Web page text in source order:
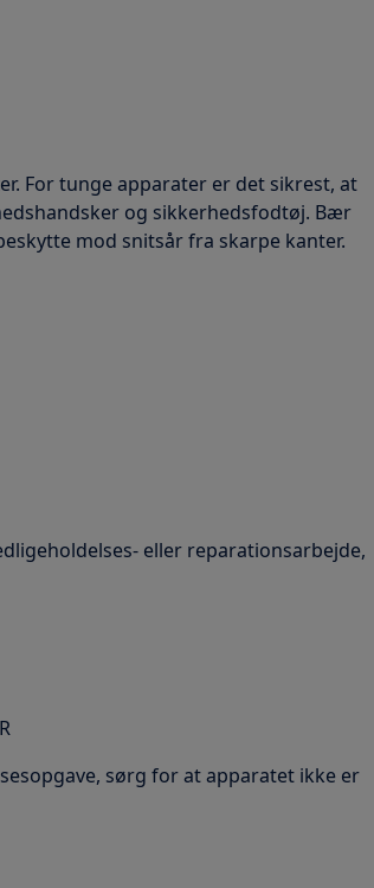
For tunge apparater er det sikrest, at
og sikkerhedsfodtøj. Bær
mod snitsår fra skarpe kanter.
eller reparationsarbejde,
sørg for at apparatet ikke er